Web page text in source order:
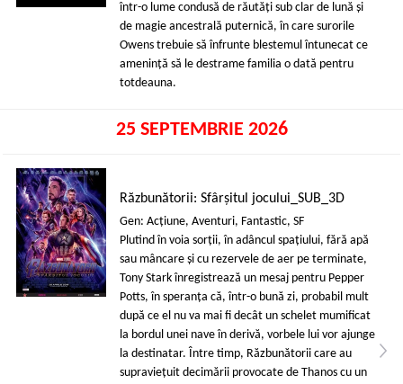
într-o lume condusă de răutăţi sub clar de lună și
de magie ancestrală puternică, în care surorile
Owens trebuie să înfrunte blestemul întunecat ce
amenință să le destrame familia o dată pentru
totdeauna.
25 SEPTEMBRIE 2026
Răzbunătorii: Sfârșitul jocului_SUB_3D
Gen: Acţiune, Aventuri, Fantastic, SF
Plutind în voia sorții, în adâncul spațiului, fără apă
sau mâncare și cu rezervele de aer pe terminate,
Tony Stark înregistrează un mesaj pentru Pepper
Potts, în speranța că, într-o bună zi, probabil mult
după ce el nu va mai fi decât un schelet mumificat
la bordul unei nave în derivă, vorbele lui vor ajunge
la destinatar. Între timp, Răzbunătorii care au
supraviețuit decimării provocate de Thanos cu un